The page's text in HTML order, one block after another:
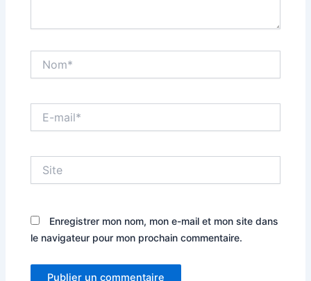
mail*
Enregistrer mon nom, mon e-mail et mon site dans
le navigateur pour mon prochain commentaire.